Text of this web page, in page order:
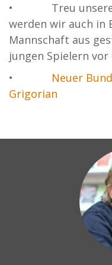
• Treu unserer
werden wir auch in
Mannschaft aus
jungen Spielern
• Neuer
Grigorian